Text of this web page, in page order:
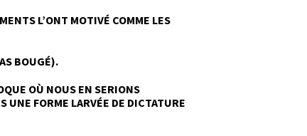
L’ONT MOTIVÉ COMME LES
BOUGÉ).
OÙ NOUS EN SERIONS
FORME LARVÉE DE DICTATURE